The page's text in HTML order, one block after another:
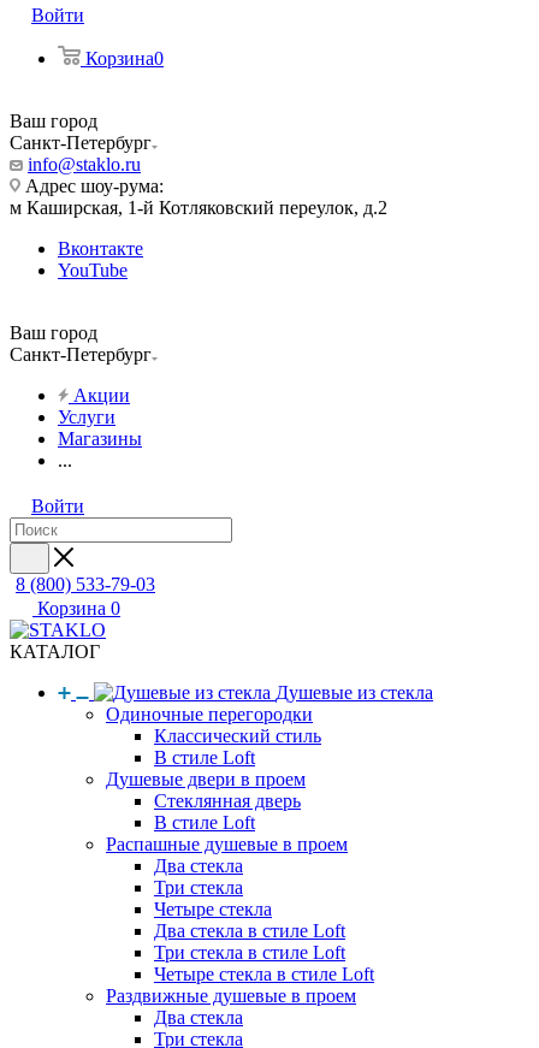
Войти
Корзина0
Ваш город
Санкт-Петербург
info@staklo.ru
Адрес шоу-рума:
м Каширская, 1-й Котляковский переулок, д.2
Вконтакте
YouTube
Ваш город
Санкт-Петербург
Акции
Услуги
Магазины
...
Войти
8 (800) 533-79-03
Корзина 0
КАТАЛОГ
Душевые из стекла
Одиночные перегородки
Классический стиль
В стиле Loft
Душевые двери в проем
Стеклянная дверь
В стиле Loft
Распашные душевые в проем
Два стекла
Три стекла
Четыре стекла
Два стекла в стиле Loft
Три стекла в стиле Loft
Четыре стекла в стиле Loft
Раздвижные душевые в проем
Два стекла
Три стекла